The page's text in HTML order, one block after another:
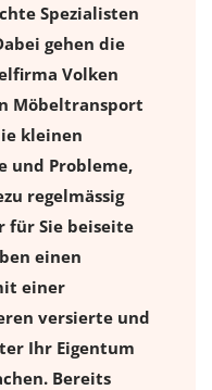
Spezialisten
gehen die
Volken
Möbeltransport
kleinen
und Probleme,
regelmässig
Sie beiseite
einen
einer
versierte und
Ihr Eigentum
Bereits